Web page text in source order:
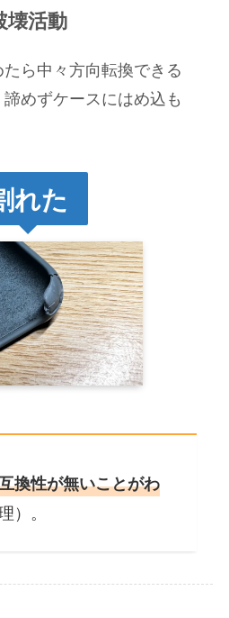
壊活動
ら中々方向転換できる
めずケースにはめ込も
れた
換性が無いことがわ
）。